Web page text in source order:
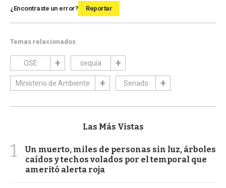
¿Encontraste un error? Reportar
Temas relacionados
OSE sequía
Ministerio de Ambiente Senado
Las Más Vistas
1
Un muerto, miles de personas sin luz, árboles
caídos y techos volados por el temporal que
ameritó alerta roja